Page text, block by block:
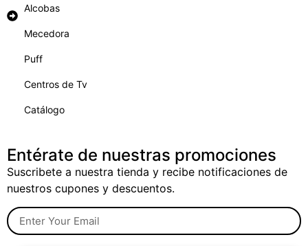
Alcobas
Mecedora
Puff
Centros de Tv
Catálogo
Entérate de nuestras promociones
Suscribete a nuestra tienda y recibe notificaciones de
nuestros cupones y descuentos.